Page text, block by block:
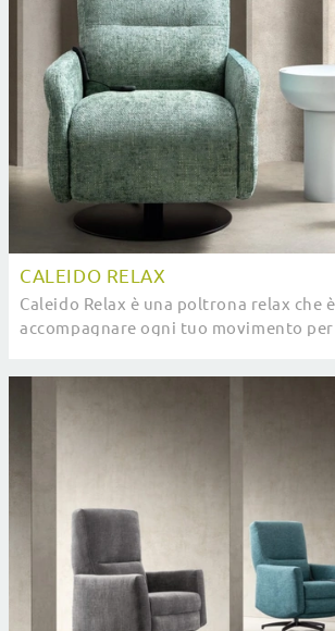
CALEIDO RELAX
Caleido Relax è una poltrona relax che
accompagnare ogni tuo movimento